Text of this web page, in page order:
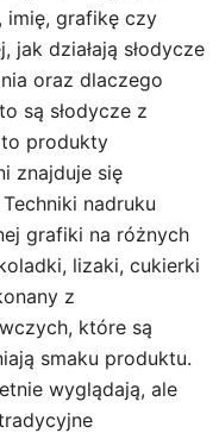
imię, grafikę czy
działają słodycze
oraz dlaczego
są słodycze z
to produkty
znajduje się
nadruku
grafiki na różnych
lizaki, cukierki
z
które są
smaku produktu.
wyglądają, ale